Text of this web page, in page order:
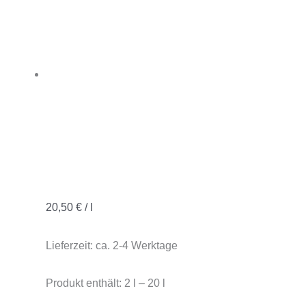
20,50 €/
Lieferzeit: ca. 2-4 Werktage
Produkt enthält: 2 – 20